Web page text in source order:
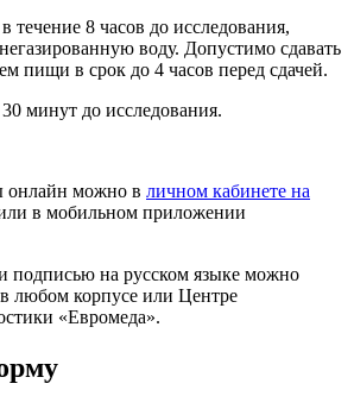
8 часов до исследования,
воду. Допустимо сдавать
пищи в срок до 4 часов перед сдачей.
минут до исследования.
онлайн можно в личном кабинете на
в мобильном приложении
и подписью на русском языке можно
в любом корпусе или Центре
«Евромеда».